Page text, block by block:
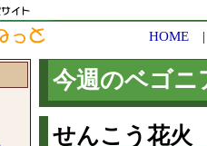
HOME
今週のベゴニ
せんこう花火